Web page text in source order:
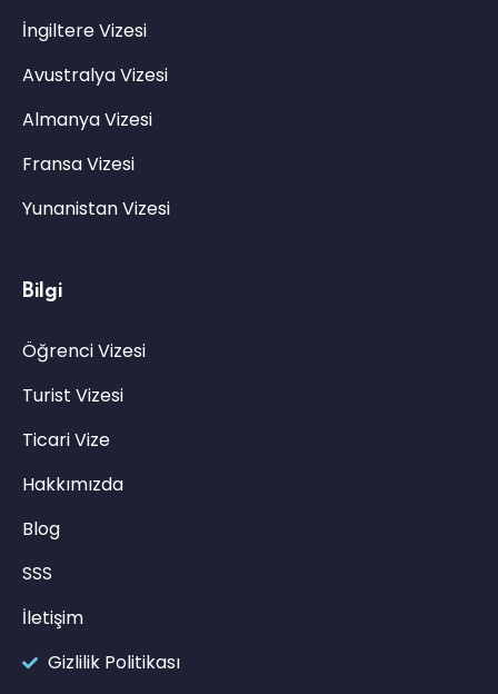
İngiltere Vizesi
Avustralya Vizesi
Almanya Vizesi
Fransa Vizesi
Yunanistan Vizesi
Bilgi
Öğrenci Vizesi
Turist Vizesi
Ticari Vize
Hakkımızda
Blog
SSS
İletişim
Gizlilik Politikası